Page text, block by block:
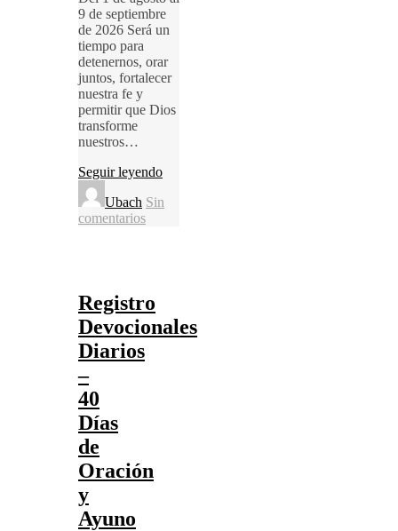
9 de septiembre
de 2026 Será un
tiempo para
detenernos, orar
juntos, fortalecer
nuestra fe y
permitir que Dios
transforme
nuestros…
Seguir leyendo
Ubach Sin
comentarios
Registro
Devocionales
Diarios
–
40
Días
de
Oración
y
Ayuno